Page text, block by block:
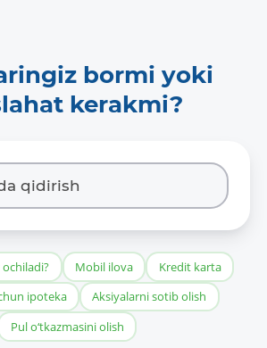
bormi yoki
kerakmi?
Mobil ilova
Kredit karta
ipoteka
Aksiyalarni sotib olish
Pul o‘tkazmasini olish